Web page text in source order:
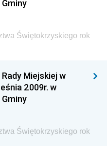
Finansów, Funduszy i
Rozwoju, Pracy i
Kultury, Dziedzictwa
Rodziny i Polityki
Głównej Straży
Świętokrzyskiego rok
Miejskiej w
2009r. w
Świętokrzyskiego rok